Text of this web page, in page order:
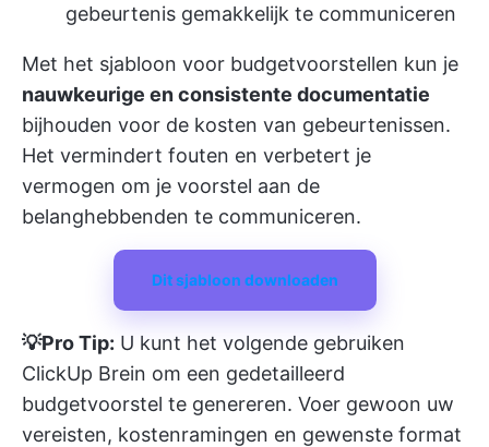
gebeurtenis gemakkelijk te communiceren
Met het sjabloon voor budgetvoorstellen kun je
nauwkeurige en consistente documentatie
bijhouden voor de kosten van gebeurtenissen.
Het vermindert fouten en verbetert je
vermogen om je voorstel aan de
belanghebbenden te communiceren.
Dit sjabloon downloaden
💡Pro Tip: U kunt het volgende gebruiken
ClickUp Brein om een gedetailleerd
budgetvoorstel te genereren. Voer gewoon uw
vereisten, kostenramingen en gewenste format